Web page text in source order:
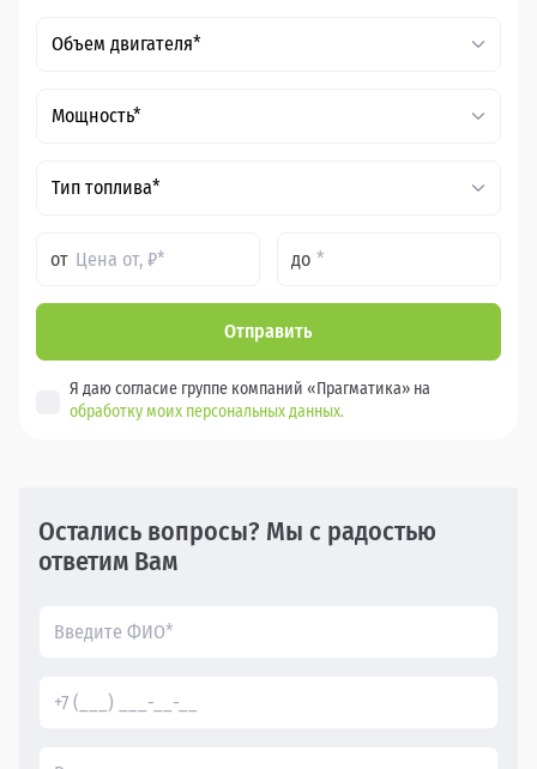
Объем двигателя*
Мощность*
Тип топлива*
от до
Отправить
Я даю согласие группе компаний «Прагматика» на
обработку моих персональных данных.
Остались вопросы? Мы с радостью
ответим Вам